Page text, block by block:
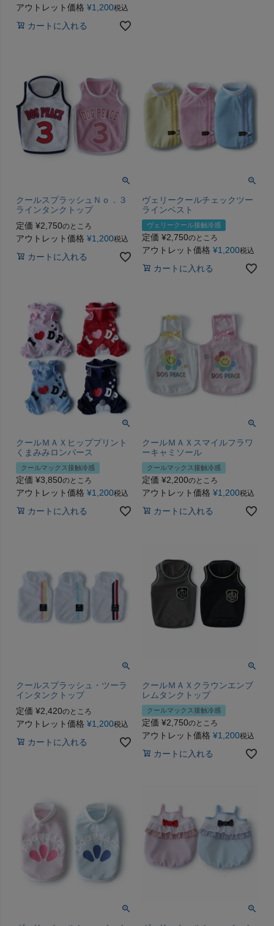
アウトレット価格 ¥1,200税込
カートに入れる
クールスプラッシュＮｏ．３
ラインタンクトップ
定価 ¥2,750のところ
アウトレット価格 ¥1,200税込
カートに入れる
ヴェリークールチェックツー
ラインベスト
ヴェリークール接触冷感
定価 ¥2,750のところ
アウトレット価格 ¥1,200税込
カートに入れる
クールＭＡＸヒッププリント
くまみみロンパース
クールマックス接触冷感
定価 ¥3,850のところ
アウトレット価格 ¥1,200税込
カートに入れる
クールＭＡＸスマイルフラワ
ーキャミソール
クールマックス接触冷感
定価 ¥2,200のところ
アウトレット価格 ¥1,200税込
カートに入れる
クールスプラッシュ・ツーラ
インタンクトップ
定価 ¥2,420のところ
アウトレット価格 ¥1,200税込
カートに入れる
クールＭＡＸクラウンエンブ
レムタンクトップ
クールマックス接触冷感
定価 ¥2,750のところ
アウトレット価格 ¥1,200税込
カートに入れる